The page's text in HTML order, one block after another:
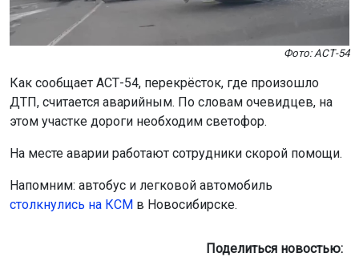
Фото: АСТ-54
Как сообщает АСТ-54, перекрёсток, где произошло
ДТП, считается аварийным. По словам очевидцев, на
этом участке дороги необходим светофор.
На месте аварии работают сотрудники скорой помощи.
Напомним: автобус и легковой автомобиль
столкнулись на КСМ в Новосибирске.
Поделиться новостью: